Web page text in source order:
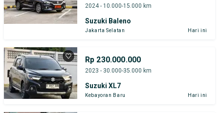
2024 - 10.000-15.000 km
Suzuki Baleno
Jakarta Selatan Hari ini
Rp 230.000.000
2023 - 30.000-35.000 km
Suzuki XL7
Kebayoran Baru Hari ini